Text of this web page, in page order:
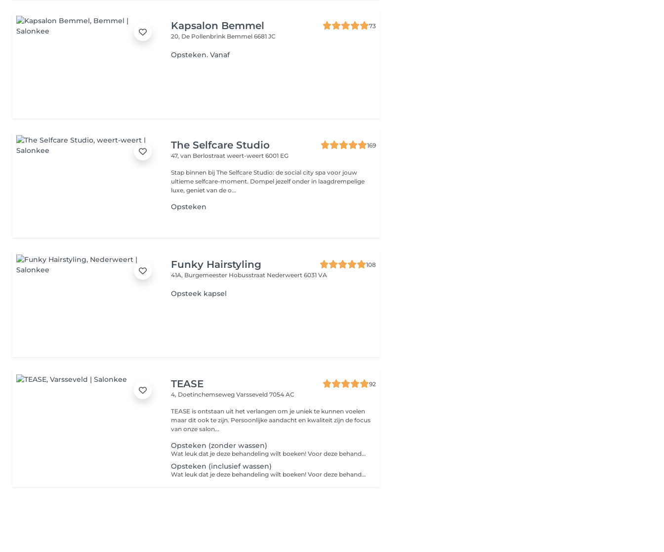
Kapsalon Bemmel
73
20, De Pollenbrink Bemmel 6681 JC
Opsteken. Vanaf
The Selfcare Studio
169
47, van Berlostraatweert-weert 6001 EG
Stap binnen bij The Selfcare Studio: de social city spa voor jouw
ultieme selfcare-moment. Dompel jezelf onder in laagdrempelige
luxe, geniet van de o...
Opsteken
Funky Hairstyling
108
41A, Burgemeester Hobusstraat Nederweert 6031 VA
Opsteek kapsel
TEASE
92
4, DoetinchemsewegVarsseveld 7054 AC
TEASE is ontstaan uit het verlangen om je uniek te kunnen voelen
maar dit ook te zijn. Persoonlijke aandacht en kwaliteit zijn de focus
van onze salon...
Opsteken (zonder wassen)
Wat leuk dat je deze behandeling wilt boeken! Voor deze behandeling vragen we je om even contact met ons op te nemen via WhatsApp. Stuur daarbij een paar foto's van voorbeelden van hoe je je haar graag gestyled wilt hebben op de dag van je afspraak. Zo kunnen wij goed inschatten hoeveel tijd er nodig is en ervoor zorgen dat alles perfect voor je wordt ingepland.
Opsteken (inclusief wassen)
Wat leuk dat je deze behandeling wilt boeken! Voor deze behandeling vragen we je om even contact met ons op te nemen via WhatsApp. Stuur daarbij een paar foto's van voorbeelden van hoe je je haar graag gestyled wilt hebben op de dag van je afspraak. Zo kunnen wij goed inschatten hoeveel tijd er nodig is en ervoor zorgen dat alles perfect voor je wordt ingepland.